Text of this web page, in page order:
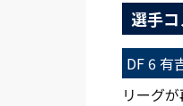
選手
DF 6 有
リーグ